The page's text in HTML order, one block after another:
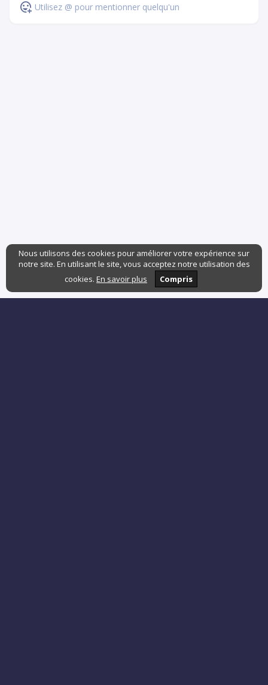
Utilisez @ pour mentionner quelqu'un
Nous utilisons des cookies pour améliorer votre expérience sur
notre site. En utilisant le site, vous acceptez notre utilisation des
cookies. En savoir plus Compris